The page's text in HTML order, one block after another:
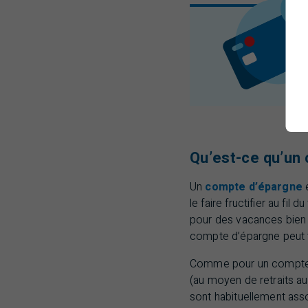
Qu’est-ce
Un compte d’épargne
le faire fructifier au fil
pour des vacances
compte d’épargne
Comme pour un
(au moyen de retraits
sont habituellement